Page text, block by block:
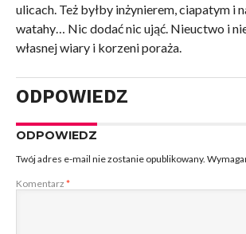
ulicach. Też byłby inżynierem, ciapatym i
watahy… Nic dodać nic ująć. Nieuctwo i
własnej wiary i korzeni poraża.
ODPOWIEDZ
ODPOWIEDZ
Twój adres e-mail nie zostanie opublikowany.
Komentarz *